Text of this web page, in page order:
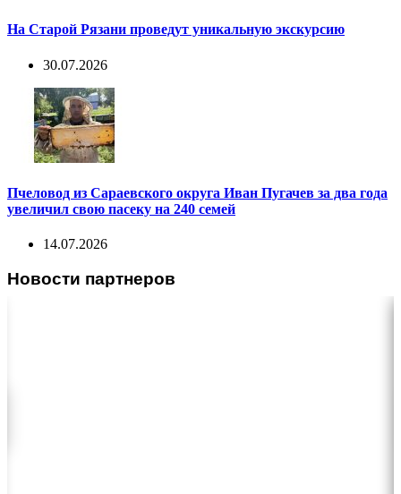
На Старой Рязани проведут уникальную экскурсию
30.07.2026
Пчеловод из Сараевского округа Иван Пугачев за два года
увеличил свою пасеку на 240 семей
14.07.2026
Новости партнеров